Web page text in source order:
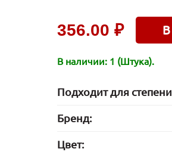
356.00 ₽
В наличии: 1 (Штука).
Подходит для
Бренд:
Цвет: